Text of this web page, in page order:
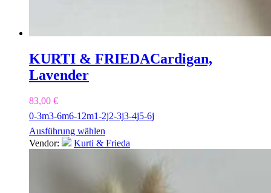
KURTI & FRIEDACardigan,
Lavender
83,00 €
0-3m3-6m6-12m1-2j2-3j3-4j5-6j
Ausführung wählen
Vendor:
Kurti & Frieda